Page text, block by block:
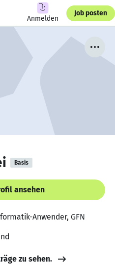
Anmelden
Job posten
Basis
ansehen
Anwender, GFN
zu sehen.